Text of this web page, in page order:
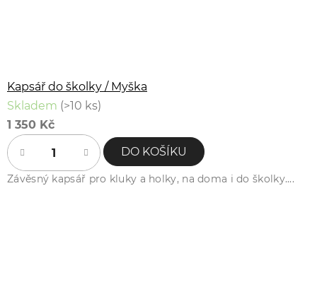
Kapsář do školky / Myška
Skladem (>10 ks)
1 350 Kč
DO KOŠÍKU
Závěsný kapsář pro kluky a holky, na doma i do školky....